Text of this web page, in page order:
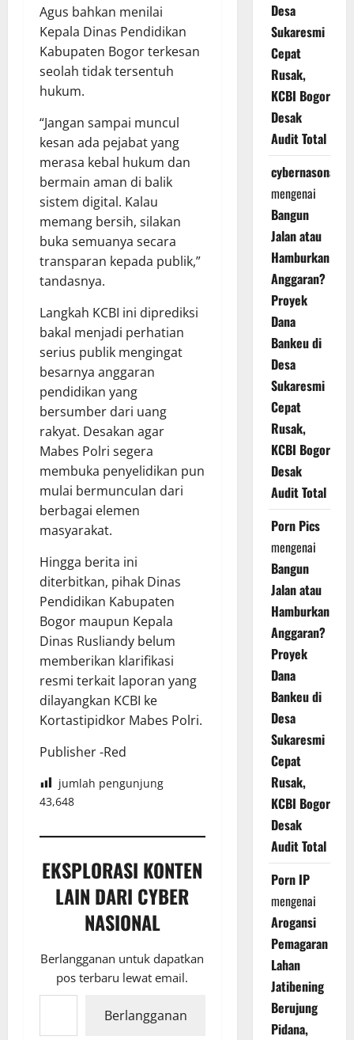
Agus bahkan menilai
Kepala Dinas Pendidikan
Kabupaten Bogor terkesan
seolah tidak tersentuh
hukum.
“Jangan sampai muncul
kesan ada pejabat yang
merasa kebal hukum dan
bermain aman di balik
sistem digital. Kalau
memang bersih, silakan
buka semuanya secara
transparan kepada publik,”
tandasnya.
Langkah KCBI ini diprediksi
bakal menjadi perhatian
serius publik mengingat
besarnya anggaran
pendidikan yang
bersumber dari uang
rakyat. Desakan agar
Mabes Polri segera
membuka penyelidikan pun
mulai bermunculan dari
berbagai elemen
masyarakat.
Hingga berita ini
diterbitkan, pihak Dinas
Pendidikan Kabupaten
Bogor maupun Kepala
Dinas Rusliandy belum
memberikan klarifikasi
resmi terkait laporan yang
dilayangkan KCBI ke
Kortastipidkor Mabes Polri.
Publisher -Red
jumlah pengunjung
43,648
EKSPLORASI KONTEN
LAIN DARI CYBER
NASIONAL
Berlangganan untuk dapatkan
pos terbaru lewat email.
Ketikkan email Anda...
Berlangganan
Desa
Sukaresmi
Cepat
Rusak,
KCBI Bogor
Desak
Audit Total
cybernasonal
mengenai
Bangun
Jalan atau
Hamburkan
Anggaran?
Proyek
Dana
Bankeu di
Desa
Sukaresmi
Cepat
Rusak,
KCBI Bogor
Desak
Audit Total
Porn Pics
mengenai
Bangun
Jalan atau
Hamburkan
Anggaran?
Proyek
Dana
Bankeu di
Desa
Sukaresmi
Cepat
Rusak,
KCBI Bogor
Desak
Audit Total
Porn IP
mengenai
Arogansi
Pemagaran
Lahan
Jatibening
Berujung
Pidana,